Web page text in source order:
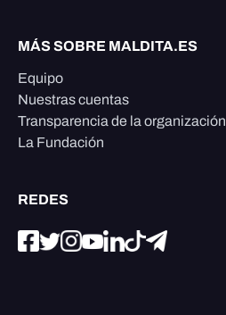
MÁS SOBRE MALDITA.ES
Equipo
Nuestras cuentas
Transparencia de la organización
La Fundación
REDES